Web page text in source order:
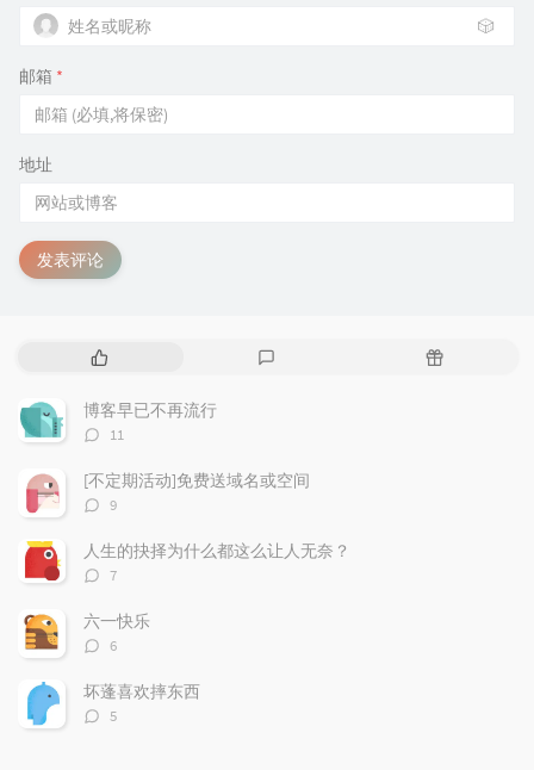
🎲
邮箱 *
地址
发表评论
热
文
章
随
博客早已不再流行
评
数：
11
[不定期活动]免费送域名或空间
评
数：
9
人生的抉择为什么都这么让人无奈？
评
数：
7
六一快乐
评
数：
6
坏蓬喜欢摔东西
评
5